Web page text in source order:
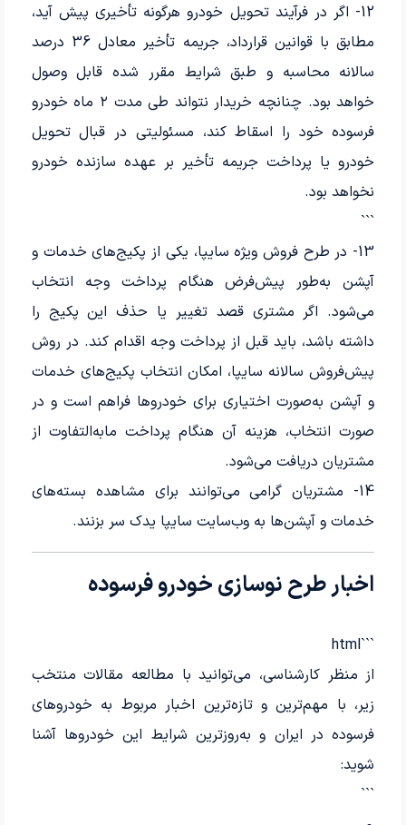
12- اگر در فرآیند تحویل خودرو هرگونه تأخیری پیش آید،
مطابق با قوانین قرارداد، جریمه تأخیر معادل 36 درصد
سالانه محاسبه و طبق شرایط مقرر شده قابل وصول
خواهد بود. چنانچه خریدار نتواند طی مدت ۲ ماه خودرو
فرسوده خود را اسقاط کند، مسئولیتی در قبال تحویل
خودرو یا پرداخت جریمه تأخیر بر عهده سازنده خودرو
نخواهد بود.
```
13- در طرح فروش ویژه سایپا، یکی از پکیج‌های خدمات و
آپشن به‌طور پیش‌فرض هنگام پرداخت وجه انتخاب
می‌شود. اگر مشتری قصد تغییر یا حذف این پکیج را
داشته باشد، باید قبل از پرداخت وجه اقدام کند. در روش‌
پیش‌فروش سالانه سایپا، امکان انتخاب پکیج‌های خدمات
و آپشن به‌صورت اختیاری برای خودروها فراهم است و در
صورت انتخاب، هزینه آن هنگام پرداخت مابه‌التفاوت از
مشتریان دریافت می‌شود.
14- مشتریان گرامی می‌توانند برای مشاهده بسته‌های
خدمات و آپشن‌ها به وب‌سایت سایپا یدک سر بزنند.
اخبار طرح نوسازی خودرو فرسوده
```html
از منظر کارشناسی، می‌توانید با مطالعه مقالات منتخب
زیر، با مهم‌ترین و تازه‌ترین اخبار مربوط به خودروهای
فرسوده در ایران و به‌روزترین شرایط این خودروها آشنا
شوید:
```